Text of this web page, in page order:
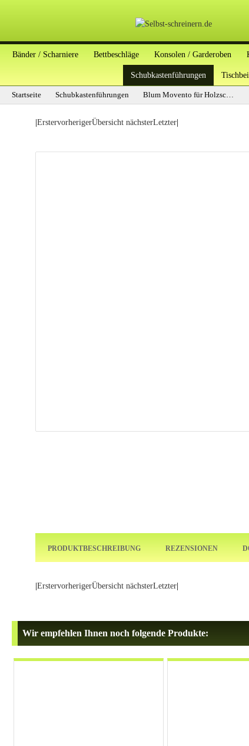
Bänder / Scharniere Bettbeschläge Konsolen / Garderoben
Schubkastenführungen
Startseite Schubkastenführungen Blum Movento für Holzschubkästen
|ErstervorherigerÜbersicht nächsterLetzter|
PRODUKTBESCHREIBUNG REZENSIONEN
|ErstervorherigerÜbersicht nächsterLetzter|
Wir empfehlen Ihnen noch folgende Produkte: